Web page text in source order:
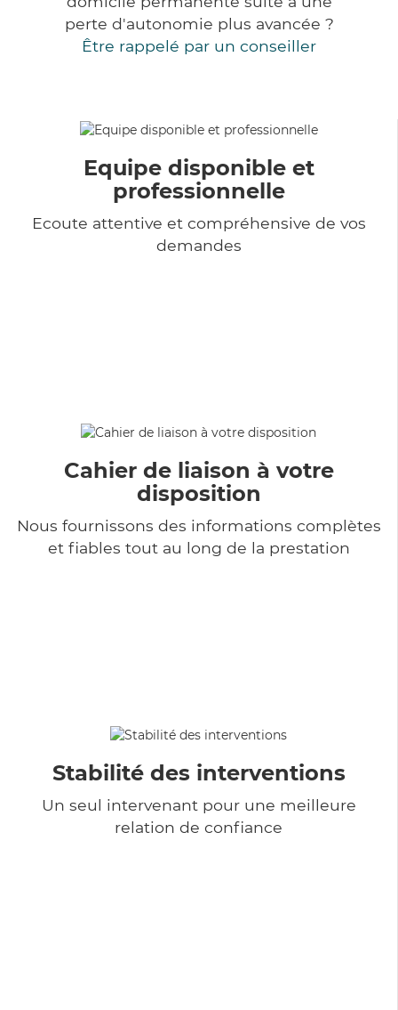
perte d'autonomie plus avancée ?
Être rappelé par un conseiller
Equipe disponible et
professionnelle
Ecoute attentive et compréhensive de vos
demandes
Cahier de liaison à votre
disposition
Nous fournissons des informations complètes
et fiables tout au long de la prestation
Stabilité des interventions
Un seul intervenant pour une meilleure
relation de confiance